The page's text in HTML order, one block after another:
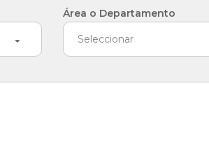
Área o Departamento
Seleccionar